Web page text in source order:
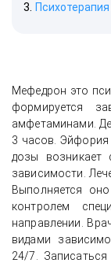
Мефедрон это
формируется
амфетаминами.
3 часов.
дозы возникает
зависимости.
Выполняется
контролем
направлении.
видами
24/7. Записаться